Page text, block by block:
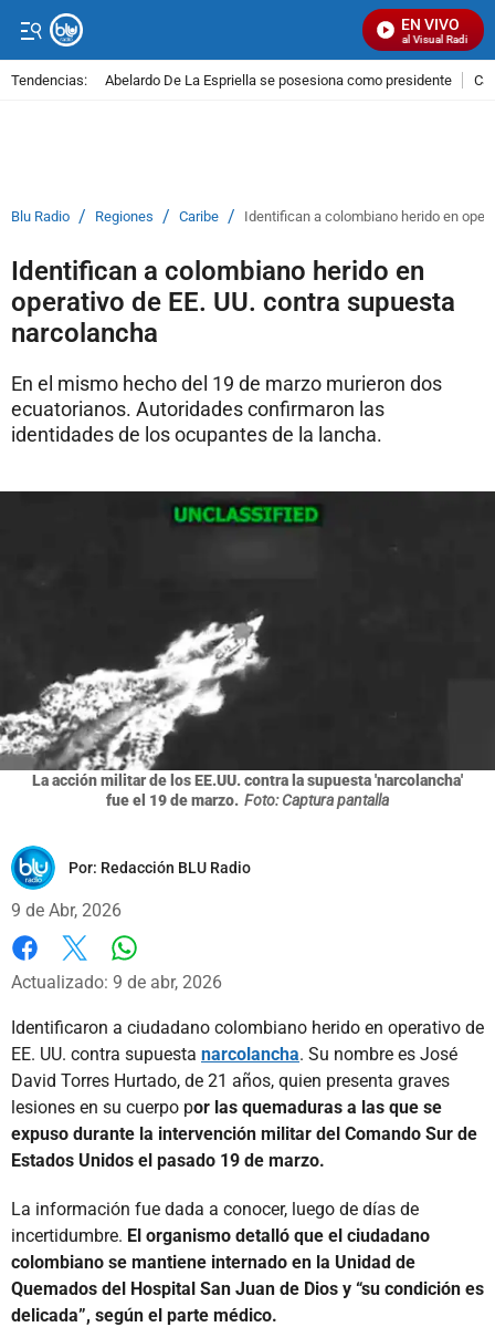
EN VIVO
Señal Visual Radio
Tendencias: Abelardo De La Espriella se posesiona como presidente
Blu Radio / Regiones / Caribe / Identifican a colombiano herido en
Identifican a colombiano herido en
operativo de EE. UU. contra supuesta
narcolancha
En el mismo hecho del 19 de marzo murieron dos
ecuatorianos. Autoridades confirmaron las
identidades de los ocupantes de la lancha.
La acción militar de los EE.UU. contra la supuesta 'narcolancha'
fue el 19 de marzo. Foto: Captura pantalla
Por: Redacción BLU Radio
9 de Abr, 2026
Facebook
X
Actualizado: 9 de abr, 2026
Identificaron a ciudadano colombiano herido en operativo de
EE. UU. contra supuesta narcolancha. Su nombre es José
David Torres Hurtado, de 21 años, quien presenta graves
lesiones en su cuerpo por las quemaduras a las que se
expuso durante la intervención militar del Comando Sur de
Estados Unidos el pasado 19 de marzo.
La información fue dada a conocer, luego de días de
incertidumbre. El organismo detalló que el ciudadano
colombiano se mantiene internado en la Unidad de
Quemados del Hospital San Juan de Dios y “su condición es
delicada”, según el parte médico.